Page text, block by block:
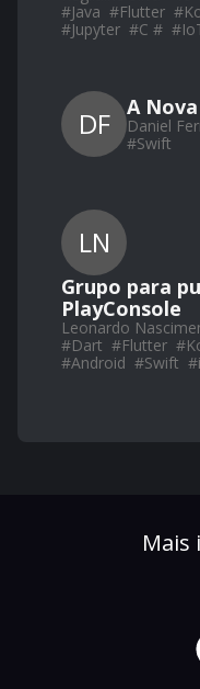
#Java #Flutter #
#Jupyter #C # #
DF A
Daniel
#Swift
LN
Grupo para
PlayConsole
Leonardo
#Dart #Flutter #
#Android #Swift #
Mais